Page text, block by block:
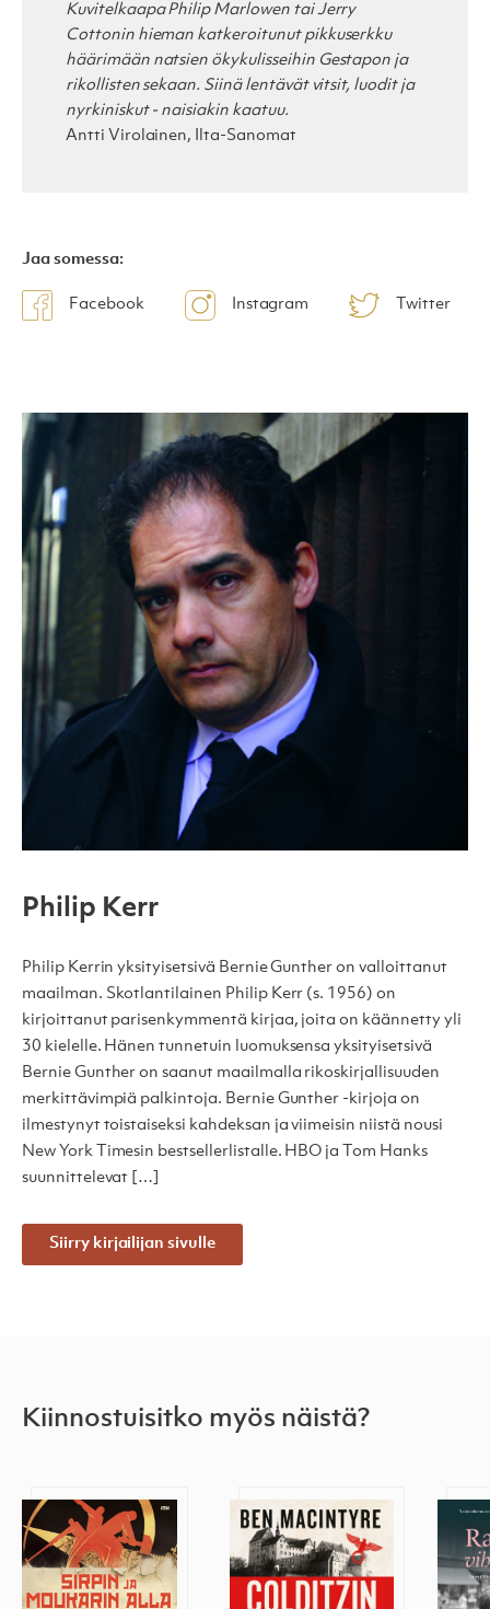
Jaa somessa:
Facebook Instagram Twitter
Kuvitelkaapa Philip Marlowen tai Jerry
Cottonin hieman katkeroitunut pikkuserkku
häärimään natsien ökykulisseihin Gestapon ja
rikollisten sekaan. Siinä lentävät vitsit, luodit ja
nyrkiniskut - naisiakin kaatuu.
Antti Virolainen, Ilta-Sanomat
Philip Kerr
Philip Kerrin yksityisetsivä Bernie Gunther on valloittanut
maailman. Skotlantilainen Philip Kerr (s. 1956) on
kirjoittanut parisenkymmentä kirjaa, joita on käännetty yli
30 kielelle. Hänen tunnetuin luomuksensa yksityisetsivä
Bernie Gunther on saanut maailmalla rikoskirjallisuuden
merkittävimpiä palkintoja. Bernie Gunther -kirjoja on
ilmestynyt toistaiseksi kahdeksan ja viimeisin niistä nousi
New York Timesin bestsellerlistalle. HBO ja Tom Hanks
suunnittelevat […]
Siirry kirjailijan sivulle
Kiinnostuisitko myös näistä?
Sirpin ja moukarin alla Colditzin vangit